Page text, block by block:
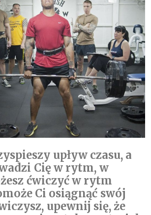
upływ czasu, a
Cię w rytm, w
ćwiczyć w rytm
Ci osiągnąć swój
upewnij się, że